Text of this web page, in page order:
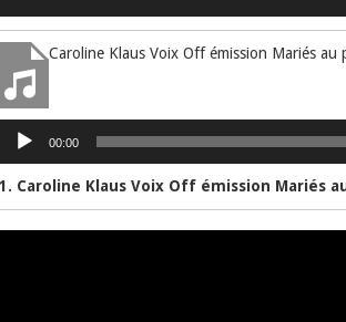
Lecteur
audio
00:00